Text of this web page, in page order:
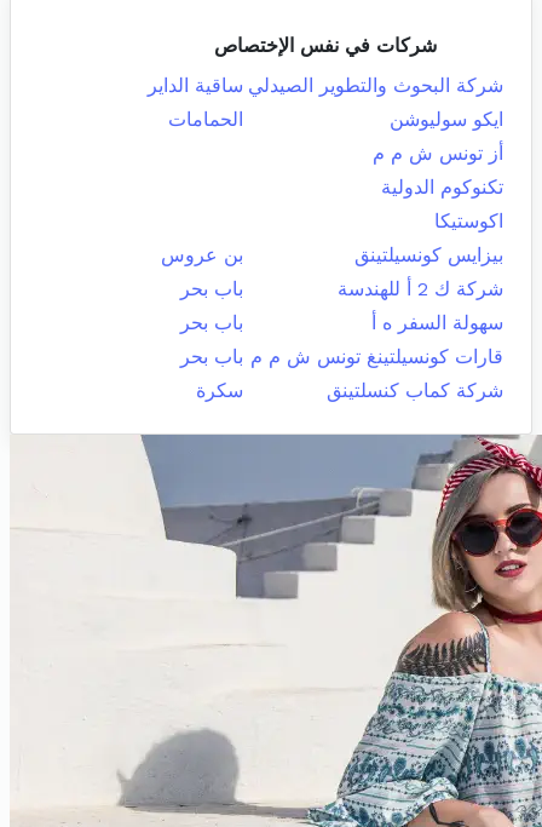
شركات في نفس الإختصاص
شركة البحوث والتطوير الصيدلي ساقية الداير
ايكو سوليوشن
الحمامات
أز تونس ش م م
تكنوكوم الدولية
اكوستيكا
بيزايس كونسيلتينق
بن عروس
شركة ك 2 أ للهندسة
باب بحر
سهولة السفر ه أ
باب بحر
قارات كونسيلتينغ تونس ش م م باب بحر
شركة كماب كنسلتينق
سكرة